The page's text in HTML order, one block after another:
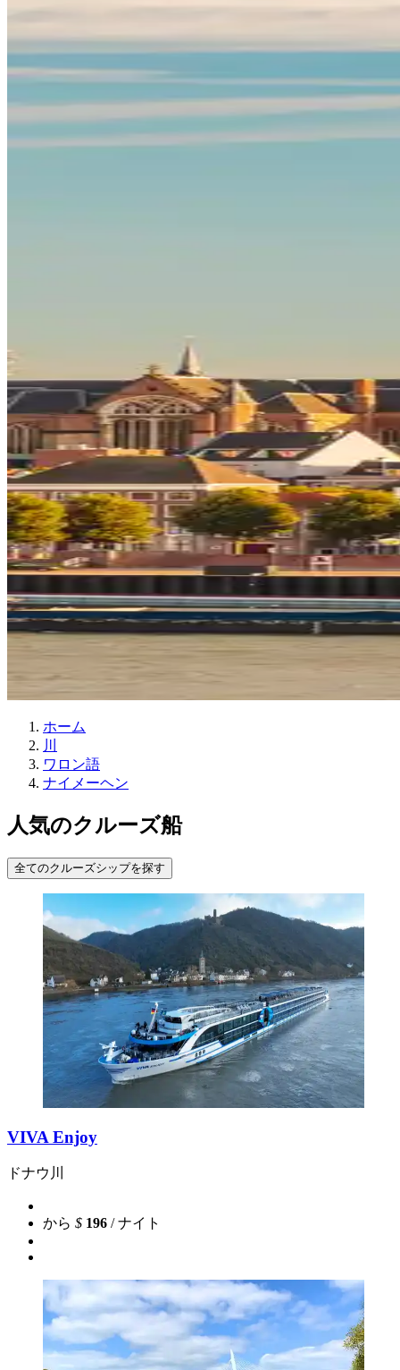
ホーム
川
ワロン語
ナイメーヘン
人気のクルーズ船
全てのクルーズシップを探す
VIVA Enjoy
ドナウ川
から $ 196 / ナイト